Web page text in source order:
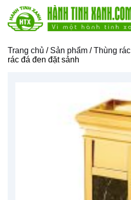
Trang chủ / Sản phẩm /Thùng rác
rác đá đen đặt sảnh